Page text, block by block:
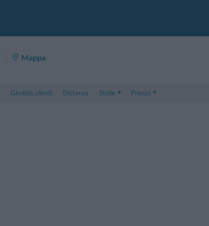
Mappa
Giudizio clienti Distanza
Stelle
Prezzo